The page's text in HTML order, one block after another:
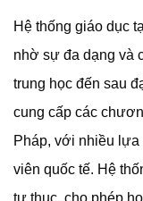
Hệ thống giáo dục
nhờ sự đa dạng và
trung học đến sau
cung cấp các
Pháp, với nhiều
viên quốc tế. Hệ
tư thục, cho phép